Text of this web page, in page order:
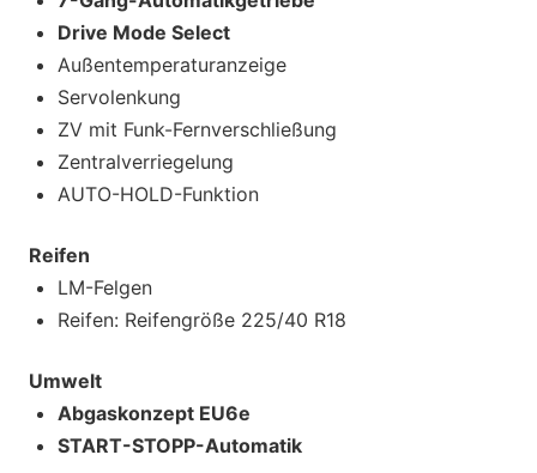
Drive Mode Select
Außentemperaturanzeige
Servolenkung
ZV mit Funk-Fernverschließung
Zentralverriegelung
AUTO-HOLD-Funktion
Reifen
LM-Felgen
Reifen: Reifengröße 225/40 R18
Umwelt
Abgaskonzept EU6e
START-STOPP-Automatik